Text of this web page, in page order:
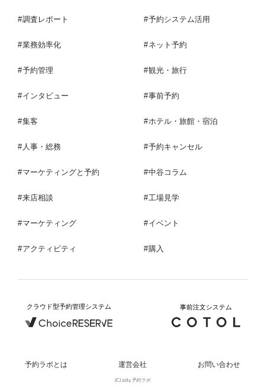
調査レポート 予約システム活用
業務効率化 ネット予約
予約管理 観光・旅行
インタビュー 事前予約
集客 ホテル・旅館・宿泊
人事・総務 予約キャンセル
マーケティングと予約 中谷コラム
来店相談 工場見学
マーケティング イベント
アクティビティ 購入
クラウド型予約管理システム 事前注文システム
予約ラボとは 運営会社 お問い合わせ
(C) 2014 予約ラボ